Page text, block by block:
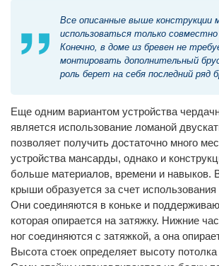
Все описанные выше конструкции
использоваться только
Конечно, в доме из бревен не
монтировать дополнительный
роль берет на себя последний ряд
Еще одним вариантом устройства
является использование ломаной
позволяет получить достаточно много
устройства мансарды, однако и
больше материалов, времени и навыков.
крыши образуется за счет
Они соединяются в коньке и
которая опирается на затяжку. Нижние
ног соединяются с затяжкой, а она
Высота стоек определяет высоту